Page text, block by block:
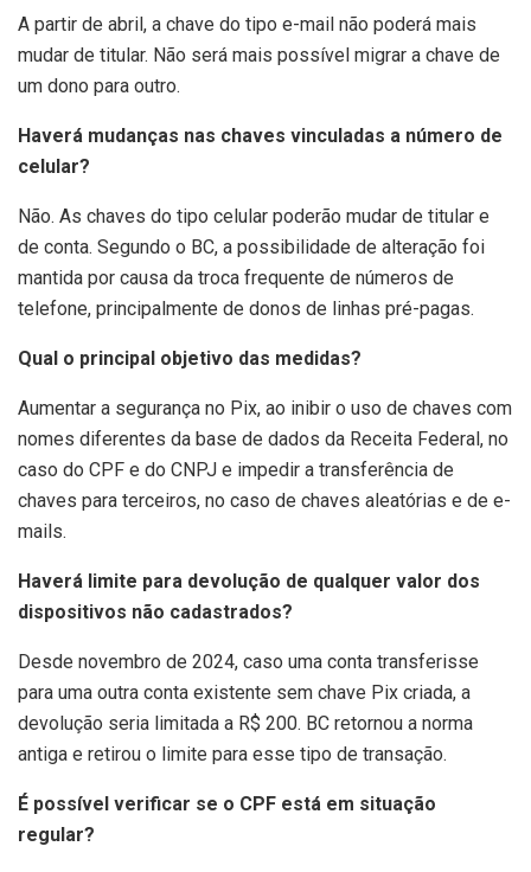
A partir de abril, a chave do tipo e-mail não poderá mais
mudar de titular. Não será mais possível migrar a chave de
um dono para outro.
Haverá mudanças nas chaves vinculadas a número de
celular?
Não. As chaves do tipo celular poderão mudar de titular e
de conta. Segundo o BC, a possibilidade de alteração foi
mantida por causa da troca frequente de números de
telefone, principalmente de donos de linhas pré-pagas.
Qual o principal objetivo das medidas?
Aumentar a segurança no Pix, ao inibir o uso de chaves com
nomes diferentes da base de dados da Receita Federal, no
caso do CPF e do CNPJ e impedir a transferência de
chaves para terceiros, no caso de chaves aleatórias e de e-
mails.
Haverá limite para devolução de qualquer valor dos
dispositivos não cadastrados?
Desde novembro de 2024, caso uma conta transferisse
para uma outra conta existente sem chave Pix criada, a
devolução seria limitada a R$ 200. BC retornou a norma
antiga e retirou o limite para esse tipo de transação.
É possível verificar se o CPF está em situação
regular?